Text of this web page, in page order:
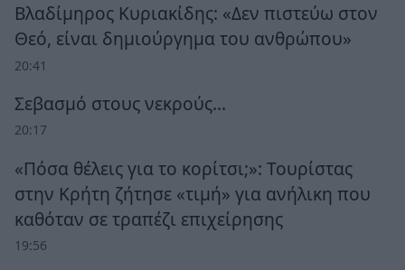
Βλαδίμηρος Κυριακίδης: «Δεν πιστεύω στον
Θεό, είναι δημιούργημα του ανθρώπου»
20:41
Σεβασμό στους νεκρούς…
20:17
«Πόσα θέλεις για το κορίτσι;»: Τουρίστας
στην Κρήτη ζήτησε «τιμή» για ανήλικη που
καθόταν σε τραπέζι επιχείρησης
19:56